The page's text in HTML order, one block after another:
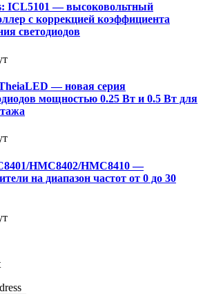
ICL5101 — высоковольтный
с коррекцией коэффициента
светодиодов
— новая серия
мощностью 0.25 Вт и 0.5 Вт для
HMC8402/HMC8410 —
на диапазон частот от 0 до 30